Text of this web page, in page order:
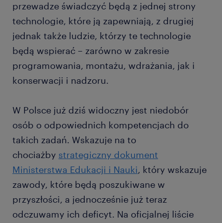
przewadze świadczyć będą z jednej strony
technologie, które ją zapewniają, z drugiej
jednak także ludzie, którzy te technologie
będą wspierać – zarówno w zakresie
programowania, montażu, wdrażania, jak i
konserwacji i nadzoru.
W Polsce już dziś widoczny jest niedobór
osób o odpowiednich kompetencjach do
takich zadań. Wskazuje na to
chociażby strategiczny dokument
Ministerstwa Edukacji i Nauki, który wskazuje
zawody, które będą poszukiwane w
przyszłości, a jednocześnie już teraz
odczuwamy ich deficyt. Na oficjalnej liście